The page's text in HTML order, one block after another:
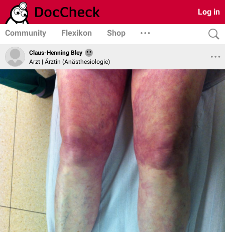
Log in
Community Flexikon Shop
Claus-Henning Bley
Arzt | Ärztin (Anästhesiologie)